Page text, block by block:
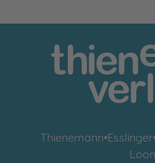
Thienemann•Esslinger